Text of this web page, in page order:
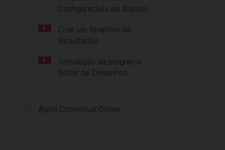
Configurações de Análise
Criar um Relatório de
Resultados
Introdução ao programa
Editor de Desenhos
Ajuda Contextual Online